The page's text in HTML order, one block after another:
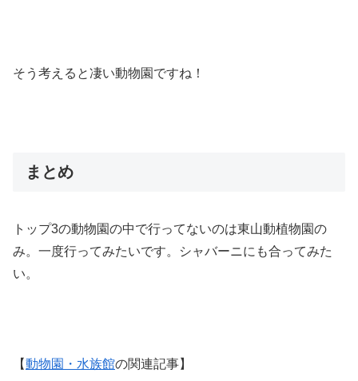
そう考えると凄い動物園ですね！
まとめ
トップ3の動物園の中で行ってないのは東山動植物園の
み。一度行ってみたいです。シャバーニにも合ってみた
い。
【動物園・水族館の関連記事】